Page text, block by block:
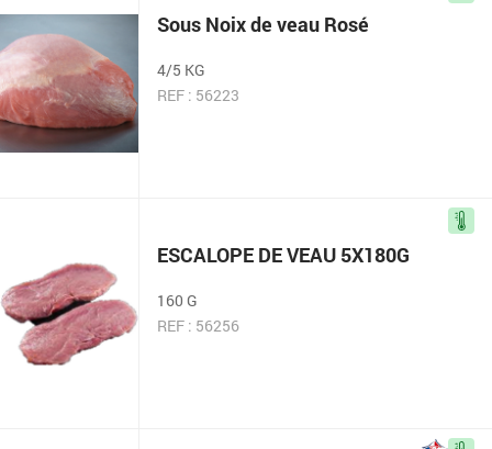
Sous Noix de veau Rosé
4/5 KG
REF : 56223
ESCALOPE DE VEAU 5X180G
160 G
REF : 56256